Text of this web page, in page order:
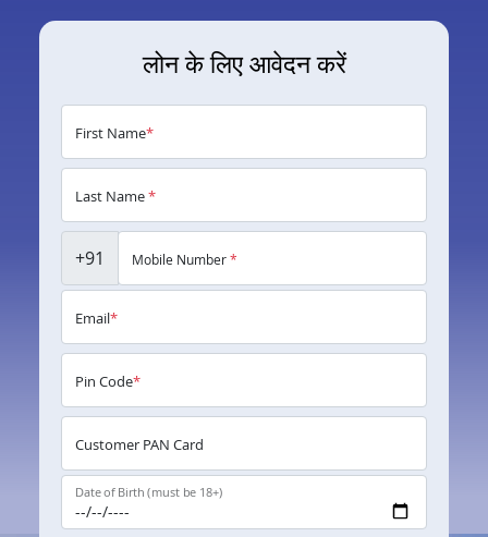
लोन के लिए आवेदन करें
First Name*
Last Name*
+91 Mobile Number*
Email*
Pin Code*
Customer PAN Card
Date of Birth (must be 18+)